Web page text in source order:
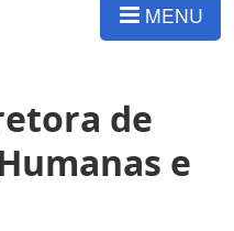
MENU
de
e